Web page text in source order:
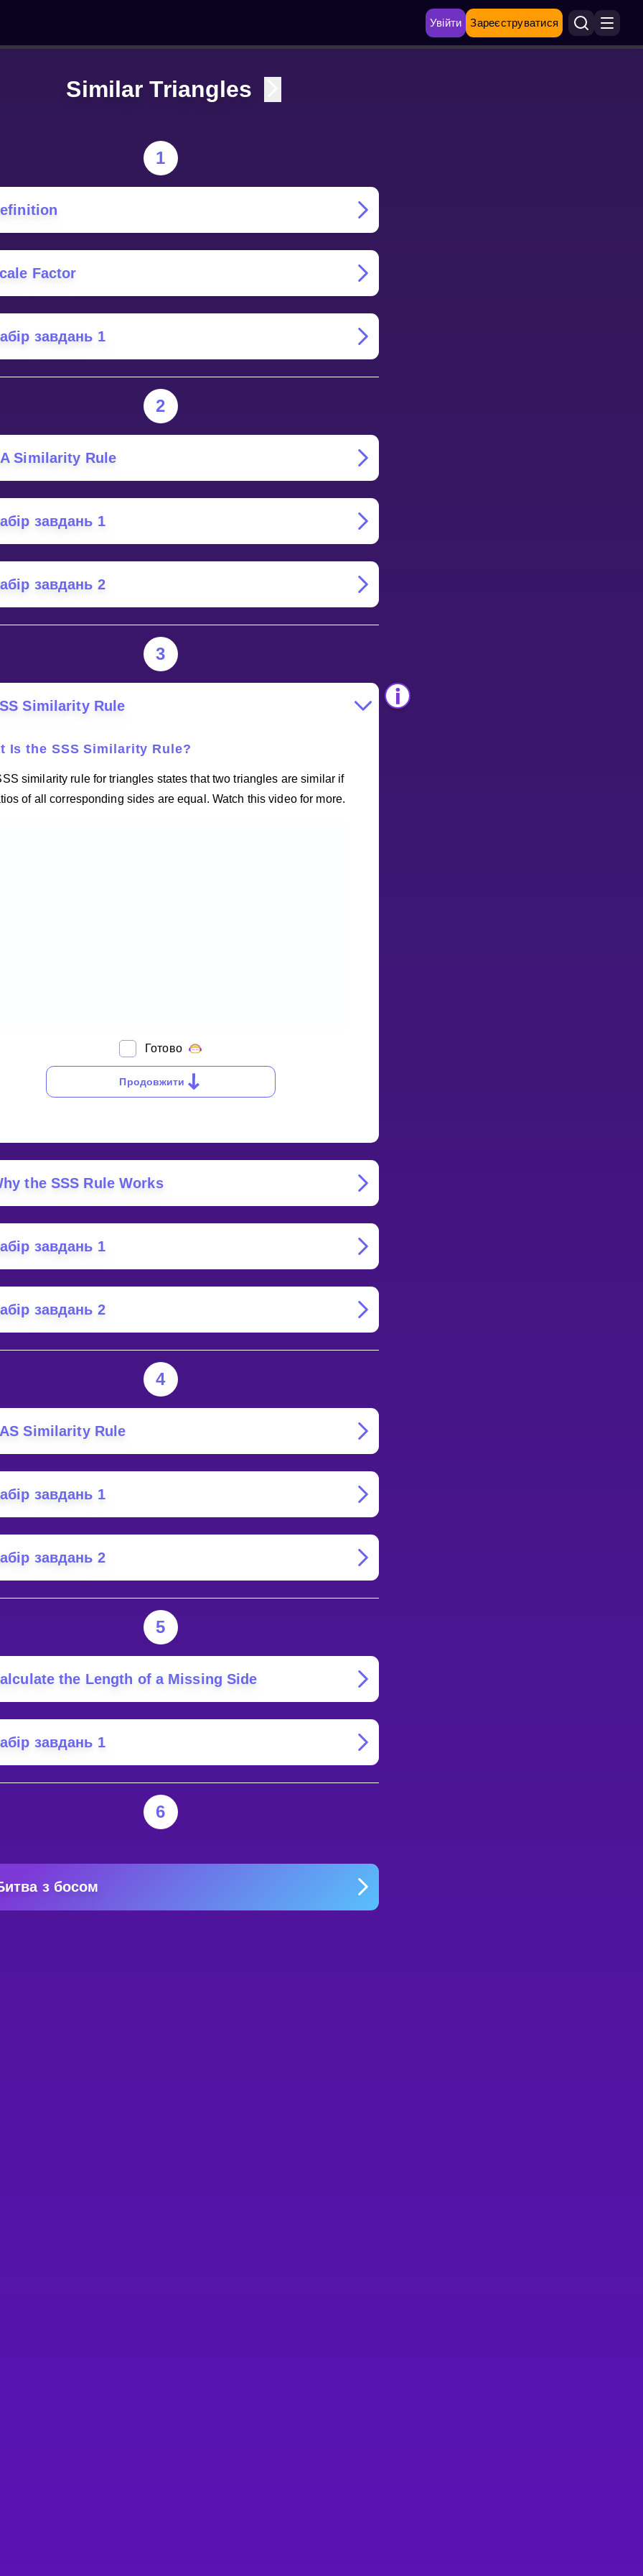
Увійти Зареєструватися
Similar Triangles
1
Factor
завдань 1
2
Similarity Rule
завдань 1
завдань 2
3
Similarity Rule
Is the SSS Similarity Rule?
similarity rule for triangles states that two triangles are similar if
of all corresponding sides are equal. Watch this video for more.
Готово
Продовжити
the SSS Rule Works
завдань 1
завдань 2
4
Similarity Rule
завдань 1
завдань 2
5
the Length of a Missing Side
завдань 1
6
з босом